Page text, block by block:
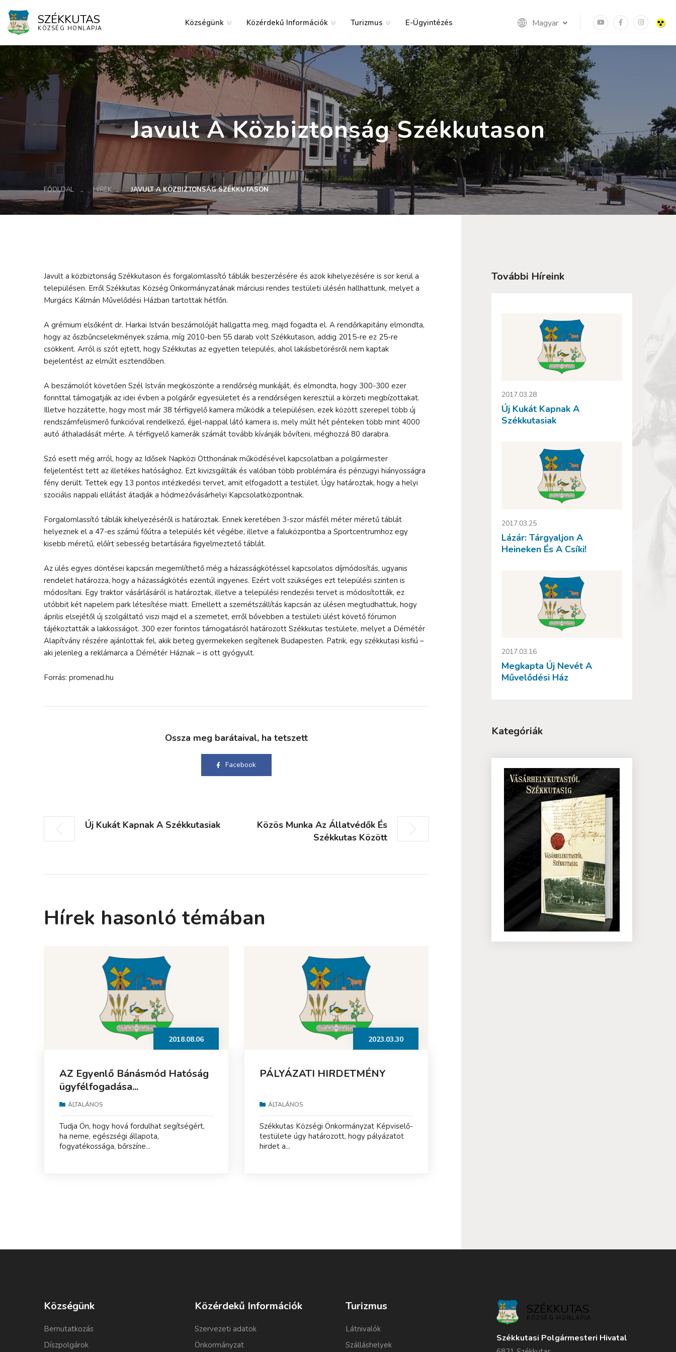
SZÉKKUTAS
KÖZSÉG HONLAPJA Magyar
Községünk Közérdekű Információk Turizmus E-Ügyintézés
Elérhetőség
Javult A Közbiztonság Székkutason
FŐOLDAL HÍREK JAVULT A KÖZBIZTONSÁG SZÉKKUTASON
Javult a közbiztonság Székkutason és forgalomlassító táblák beszerzésére és azok kihelyezésére is sor kerül a
településen. Erről Székkutas Község Önkormányzatának márciusi rendes testületi ülésén hallhattunk, melyet a
Murgács Kálmán Művelődési Házban tartottak hétfőn.
A grémium elsőként dr. Harkai István beszámolóját hallgatta meg, majd fogadta el. A rendőrkapitány elmondta,
hogy az őszbűncselekmények száma, míg 2010-ben 55 darab volt Székkutason, addig 2015-re ez 25-re
csökkent. Arról is szót ejtett, hogy Székkutas az egyetlen település, ahol lakásbetörésről nem kaptak
bejelentést az elmúlt esztendőben.
A beszámolót követően Szél István megköszönte a rendőrség munkáját, és elmondta, hogy 300-300 ezer
forinttal támogatják az idei évben a polgárőr egyesületet és a rendőrségen keresztül a körzeti megbízottakat.
Illetve hozzátette, hogy most már 38 térfigyelő kamera működik a településen, ezek között szerepel több új
rendszámfelismerő funkcióval rendelkező, éjjel-nappal látó kamera is, mely múlt hét pénteken több mint 4000
autó áthaladását mérte. A térfigyelő kamerák számát tovább kívánják bővíteni, méghozzá 80 darabra.
Szó esett még arról, hogy az Idősek Napközi Otthonának működésével kapcsolatban a polgármester
feljelentést tett az illetékes hatósághoz. Ezt kivizsgálták és valóban több problémára és pénzügyi hiányosságra
fény derült. Tettek egy 13 pontos intézkedési tervet, amit elfogadott a testület. Úgy határoztak, hogy a helyi
szociális nappali ellátást átadják a hódmezővásárhelyi Kapcsolatközpontnak.
Forgalomlassító táblák kihelyezéséről is határoztak. Ennek keretében 3-szor másfél méter méretű táblát
helyeznek el a 47-es számú főútra a település két végébe, illetve a faluközpontba a Sportcentrumhoz egy
kisebb méretű, előírt sebesség betartására figyelmeztető táblát.
Az ülés egyes döntései kapcsán megemlíthető még a házasságkötéssel kapcsolatos díjmódosítás, ugyanis
rendelet határozza, hogy a házasságkötés ezentúl ingyenes. Ezért volt szükséges ezt települési szinten is
módosítani. Egy traktor vásárlásáról is határoztak, illetve a települési rendezési tervet is módosították, ez
utóbbit két napelem park létesítése miatt. Emellett a szemétszállítás kapcsán az ülésen megtudhattuk, hogy
április elsejétől új szolgáltató viszi majd el a szemetet, erről bővebben a testületi ülést követő fórumon
tájékoztatták a lakkosságot. 300 ezer forintos támogatásról határozott Székkutas testülete, melyet a Démétér
Alapítvány részére ajánlottak fel, akik beteg gyermekeken segítenek Budapesten. Patrik, egy székkutasi kisfiú –
aki jelenleg a reklámarca a Démétér Háznak – is ott gyógyult.
Forrás: promenad.hu
Ossza meg barátaival, ha tetszett
Facebook
Új Kukát Kapnak A Székkutasiak
Közös Munka Az Állatvédők És
Székkutas Között
Hírek hasonló témában
2018.08.06
AZ Egyenlő Bánásmód Hatóság
ügyfélfogadása...
ÁLTALÁNOS
Tudja Ön, hogy hová fordulhat segítségért,
ha neme, egészségi állapota,
fogyatékossága, bőrszíne...
2023.03.30
PÁLYÁZATI HIRDETMÉNY
ÁLTALÁNOS
Székkutas Községi Önkormányzat Képviselő-
testülete úgy határozott, hogy pályázatot
hirdet a...
További Híreink
2017.03.28
Új Kukát Kapnak A
Székkutasiak
2017.03.25
Lázár: Tárgyaljon A
Heineken És A Csíki!
2017.03.16
Megkapta Új Nevét A
Művelődési Ház
Kategóriák
Községünk
Bemutatkozás
Díszpolgárok
Közérdekű Információk
Szervezeti adatok
Önkormányzat
Turizmus
Látnivalók
Szálláshelyek
SZÉKKUTAS
KÖZSÉG HONLAPJA
Székkutasi Polgármesteri Hivatal